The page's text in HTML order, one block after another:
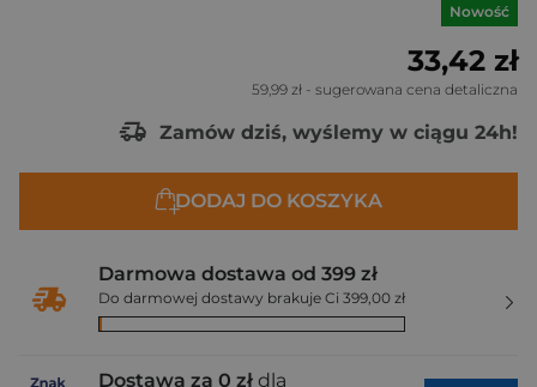
Nowość
33,42 zł
59,99 zł - sugerowana cena detaliczna
Zamów dziś, wyślemy w ciągu 24h!
DODAJ DO KOSZYKA
Darmowa dostawa od 399 zł
Do darmowej dostawy brakuje Ci 399,00 zł
Dostawa za 0 zł dla